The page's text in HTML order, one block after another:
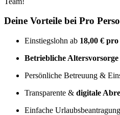
Deine Vorteile bei Pro
Einstiegslohn ab 18,00 €
Betriebliche Altersvorsorge
Persönliche Betreuung &
Transparente & digitale
Einfache Urlaubsbeantragung